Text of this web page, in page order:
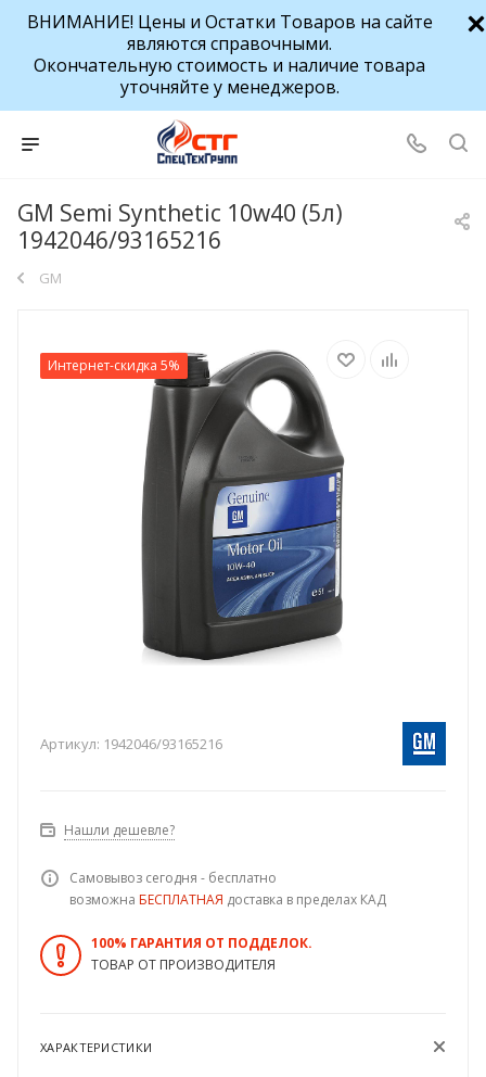
ВНИМАНИЕ! Цены и Остатки Товаров на сайте
являются справочными.
Окончательную стоимость и наличие товара
уточняйте у менеджеров.
GM Semi Synthetic 10w40 (5л)
1942046/93165216
GM
Интернет-скидка 5%
Артикул: 1942046/93165216
Нашли дешевле?
Самовывоз сегодня - бесплатно
возможна БЕСПЛАТНАЯ доставка в пределах КАД
100% ГАРАНТИЯ ОТ ПОДДЕЛОК.
ТОВАР ОТ ПРОИЗВОДИТЕЛЯ
ХАРАКТЕРИСТИКИ